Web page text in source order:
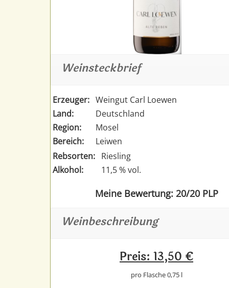
Weinsteckbrief
Erzeuger: Weingut Carl Loewen
Land:
Deutschland
Region:
Mosel
Bereich:
Leiwen
Rebsorten: Riesling
Alkohol:
11,5 % vol.
Meine Bewertung: 20/20 PLP
Weinbeschreibung
Preis: 13,50 €
pro Flasche 0,75 l